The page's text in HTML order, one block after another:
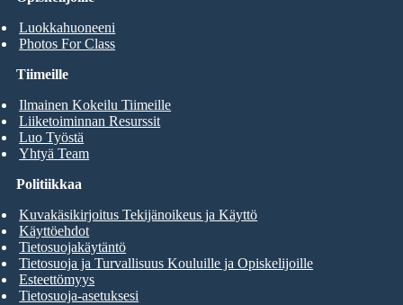
Luokkahuoneeni
Photos For Class
Tiimeille
Ilmainen Kokeilu Tiimeille
Liiketoiminnan Resurssit
Luo Työstä
Yhtyä Team
Politiikkaa
Kuvakäsikirjoitus Tekijänoikeus ja Käyttö
Käyttöehdot
Tietosuojakäytäntö
Tietosuoja ja Turvallisuus Kouluille ja Opiskelijoille
Esteettömyys
Tietosuoja-asetuksesi